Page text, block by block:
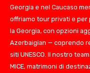
Georgia e nel Caucaso
offriamo tour privati e per
la Georgia, con opzioni
Azerbaigian — coprendo
siti UNESCO. Il nostro
MICE, matrimoni di